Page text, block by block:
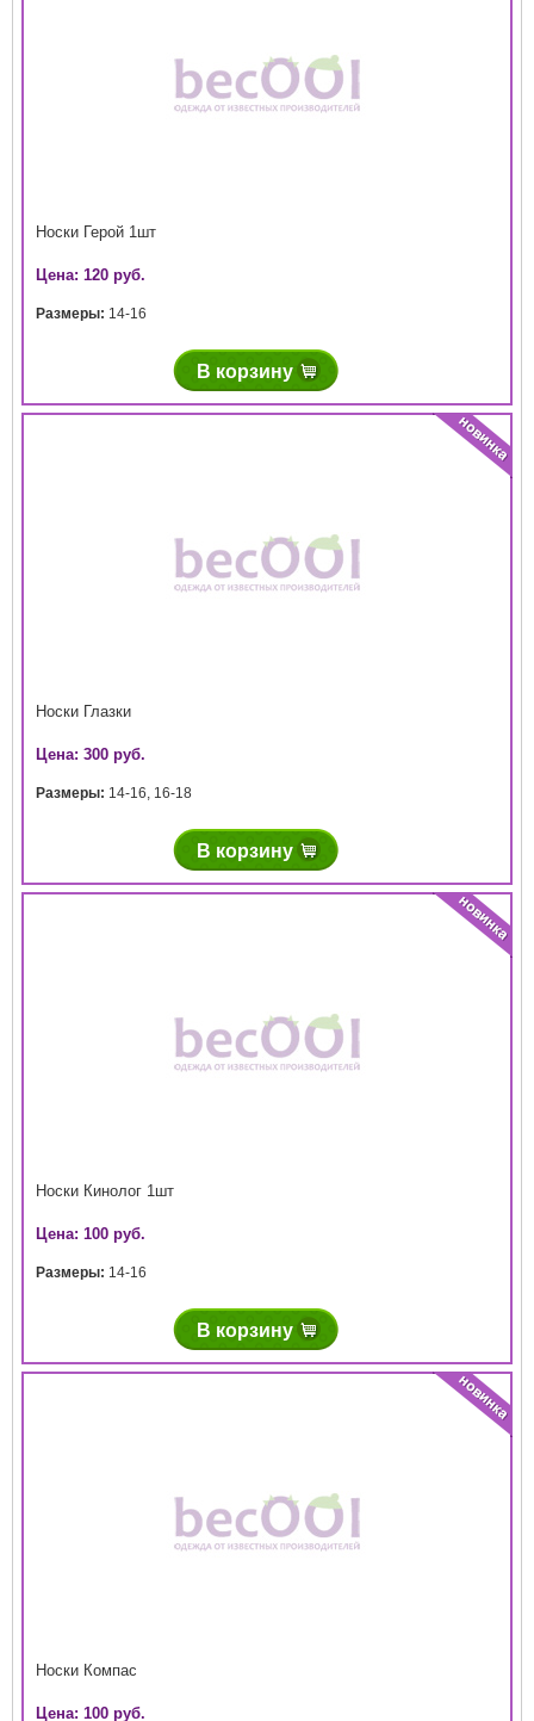
Носки Герой 1шт
Цена: 120 руб.
Размеры: 14-16
В корзину
Носки Глазки
Цена: 300 руб.
Размеры: 14-16, 16-18
В корзину
Носки Кинолог 1шт
Цена: 100 руб.
Размеры: 14-16
В корзину
Носки Компас
Цена: 100 руб.